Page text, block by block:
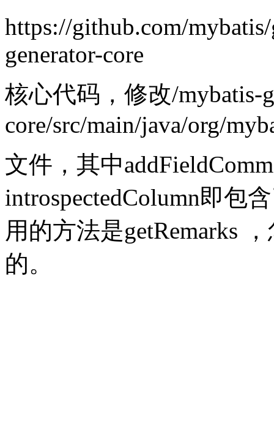
https://github.com/
generator-core
核心代码，修改/mybatis-
core/src/main/java/org/
文件，其中
introspectedColumn即包
用的方法是getRemarks
的。